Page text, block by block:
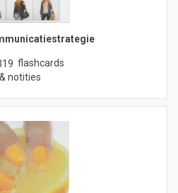
flashcards
& notities